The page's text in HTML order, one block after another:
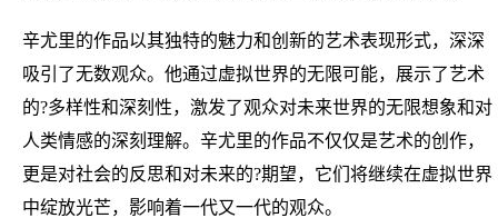
辛尤里的作品以其独特的魅力和创新的艺术表现形式，深深
吸引了无数观众。他通过虚拟世界的无限可能，展示了艺术
的?多样性和深刻性，激发了观众对未来世界的无限想象和对
人类情感的深刻理解。辛尤里的作品不仅仅是艺术的创作，
更是对社会的反思和对未来的?期望，它们将继续在虚拟世界
中绽放光芒，影响着一代又一代的观众。